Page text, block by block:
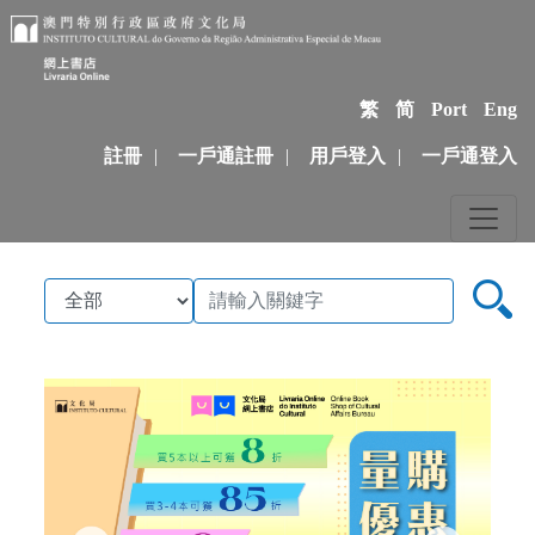
繁 简 Port Eng
註冊 | 一戶通註冊 | 用戶登入 | 一戶通登入